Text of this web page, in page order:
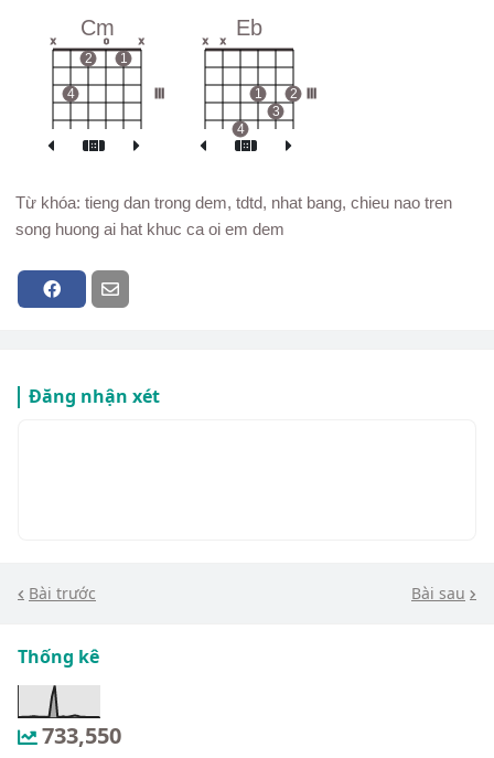
Cm
x
4
2
o
1
x
Eb
x x
4
1
3
2
Từ khóa: tieng dan trong dem, tdtd, nhat bang, chieu nao tren
song huong ai hat khuc ca oi em dem
Đăng nhận xét
Bài trước Bài sau
Thống kê
733,550